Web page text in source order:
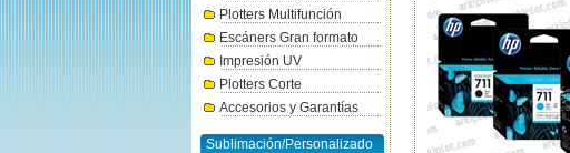
Plotters Multifunción
Escáners Gran formato
Impresión UV
Plotters Corte
Accesorios y Garantías
Sublimación/Personalizado